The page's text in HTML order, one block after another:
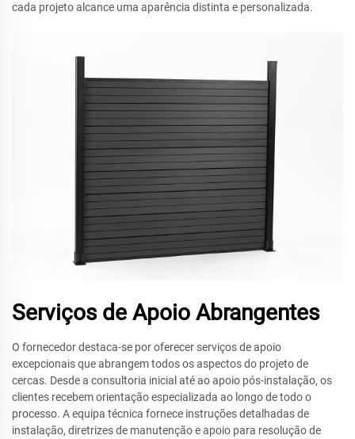
cada projeto alcance uma aparência distinta e personalizada.
Serviços de Apoio Abrangentes
O fornecedor destaca-se por oferecer serviços de apoio
excepcionais que abrangem todos os aspectos do projeto de
cercas. Desde a consultoria inicial até ao apoio pós-instalação, os
clientes recebem orientação especializada ao longo de todo o
processo. A equipa técnica fornece instruções detalhadas de
instalação, diretrizes de manutenção e apoio para resolução de